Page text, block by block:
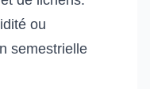
ou
semestrielle